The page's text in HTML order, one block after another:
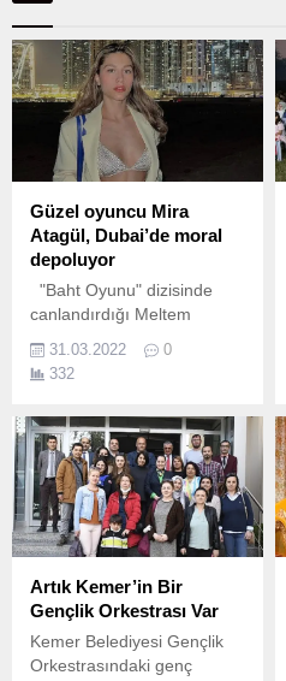
Güzel oyuncu Mira
Atagül, Dubai’de moral
depoluyor
"Baht Oyunu" dizisinde
canlandırdığı Meltem
çıkışın ardından "Yasak
Elma"daki Dilara
üzerinde toplayan Mira
Atagül yeni projeleri öncesi
Dubai'de motive oluyor.
31.03.2022
0
332
Artık Kemer’in Bir
Gençlik Orkestrası Var
Kemer Belediyesi Gençlik
Orkestrasındaki genç